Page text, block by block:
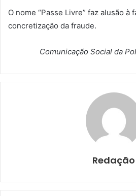
O nome “Passe Livre” faz alusão à
concretização da fraude.
Comunicação Social da
Redação